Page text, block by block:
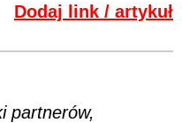
Dodaj link / artykuł
partnerów,